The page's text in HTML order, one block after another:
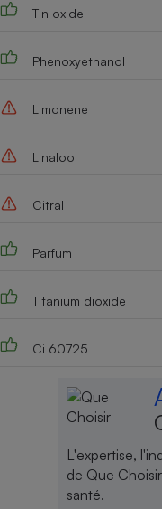
Tin oxide
Phenoxyethanol
Limonene
Linalool
Citral
Parfum
Titanium dioxide
Ci 60725
L'expertise,
de Que
santé.